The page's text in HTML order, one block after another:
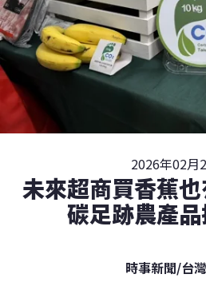
2026年02月
未來超商買香蕉也
碳足跡農產
時事新聞/台